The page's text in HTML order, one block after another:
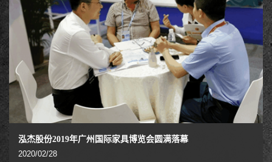
泓杰股份2019年广州国际家具博览会圆满落幕
2020/02/28